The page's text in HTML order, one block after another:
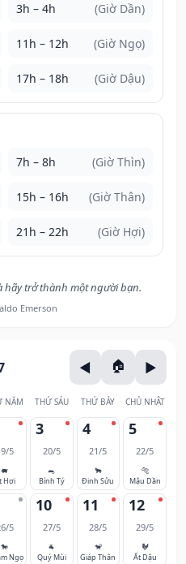
3h – 4h (Giờ Dần)
11h – 12h (Giờ Ngọ)
17h – 18h (Giờ Dậu)
7h – 8h (Giờ Thìn)
15h – 16h (Giờ Thân)
21h – 22h (Giờ Hợi)
hãy trở thành một người bạn.
Emerson
NĂM THỨ SÁU THỨ BẢY CHỦ NHẬT
5
🐖
Hợi
3
20/5
🐀
Bính Tý
4
21/5
🐂
Đinh Sửu
5
22/5
🐅
Mậu Dần
5
🐎
Ngọ
10
27/5
🐐
Quý Mùi
11
28/5
🐒
Giáp Thân
12
29/5
🐓
Ất Dậu